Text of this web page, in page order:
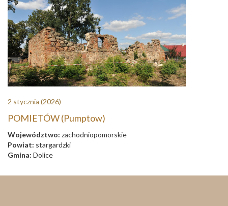
2 stycznia (2026)
POMIETÓW (Pumptow)
Województwo: zachodniopomorskie
Powiat: stargardzki
Gmina: Dolice